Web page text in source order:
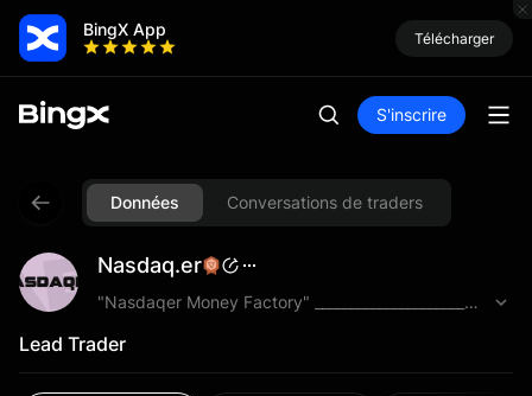
BingX App Télécharger
S'inscrire
Données Conversations de traders
Nasdaq.er
"Nasdaqer Money Factory" _____________________________
Lead Trader